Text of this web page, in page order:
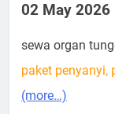
02 May 2026
sewa organ
paket penyanyi,
(more…)